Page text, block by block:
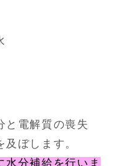
と電解質の喪失
ぼします。
水分補給を行いま